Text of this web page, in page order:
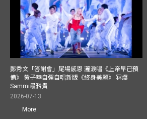
鄭秀文「答謝會」尾場感恩 灑淚唱《上帝早已預
備》 黃子華自彈自唱新版《終身美麗》 冧爆
Sammi最矜貴
2026-07-13
More